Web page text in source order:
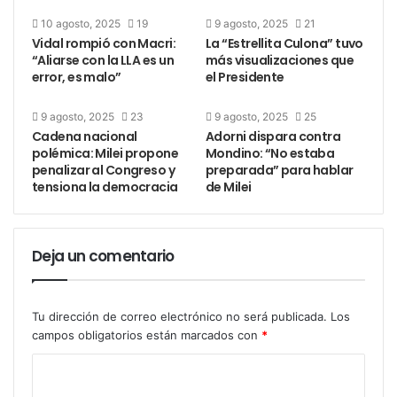
Casi un 10 % de todo el vino producido en la UE -el
80 % del cual es elaborado en España, Francia e
Italia- es exportado a EE.UU., según datos de la
Sede de la Comisión Europea, en una
imagen de archivo. EFE/EPA/Oliver
10 agosto, 2025 19
Vidal rompió con Macri:
“Aliarse con la LLA es un
error, es malo”
9 agosto, 2025 21
La “Estrellita Culona” tuvo
más visualizaciones que
el Presidente
9 agosto, 2025 23
Cadena nacional
polémica: Milei propone
penalizar al Congreso y
tensiona la democracia
9 agosto, 2025 25
Adorni dispara contra
Mondino: “No estaba
preparada” para hablar
de Milei
Deja un comentario
Tu dirección de correo electrónico no será publicada. Los
campos obligatorios están marcados con *